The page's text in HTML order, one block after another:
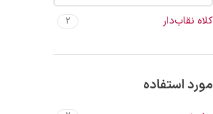
کلاه نقاب‌دار 2
مورد استفاده